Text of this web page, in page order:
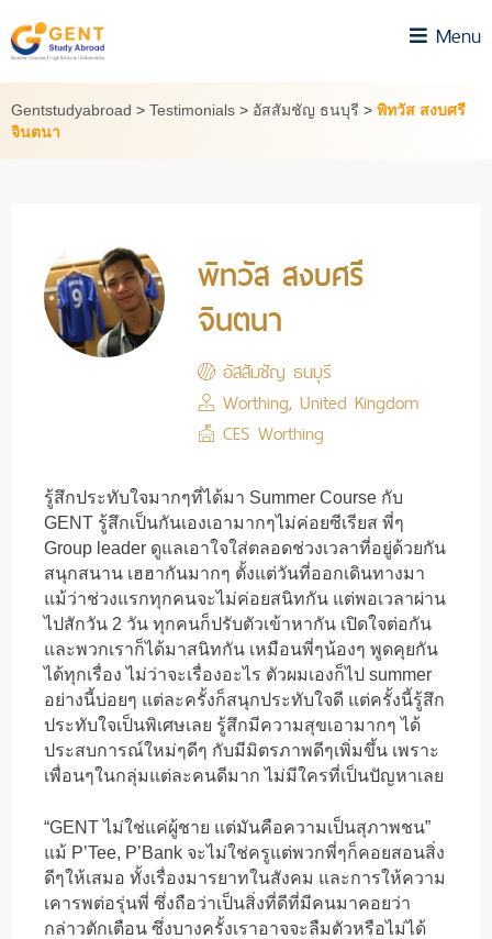
to
content
Menu
Gentstudyabroad > Testimonials > อัสสัมชัญ ธนบุรี > พิทวัส สงบศรี
จินตนา
พิทวัส สงบศรี
จินตนา
อัสสัมชัญ ธนบุรี
Worthing, United Kingdom
CES Worthing
รู้สึกประทับใจมากๆที่ได้มา Summer Course กับ
GENT รู้สึกเป็นกันเองเอามากๆไม่ค่อยซีเรียส พี่ๆ
Group leader ดูแลเอาใจใส่ตลอดช่วงเวลาที่อยู่ด้วยกัน
สนุกสนาน เฮฮากันมากๆ ตั้งแต่วันที่ออกเดินทางมา
แม้ว่าช่วงแรกทุกคนจะไม่ค่อยสนิทกัน แต่พอเวลาผ่าน
ไปสักวัน 2 วัน ทุกคนก็ปรับตัวเข้าหากัน เปิดใจต่อกัน
และพวกเราก็ได้มาสนิทกัน เหมือนพี่ๆน้องๆ พูดคุยกัน
ได้ทุกเรื่อง ไม่ว่าจะเรื่องอะไร ตัวผมเองก็ไป summer
อย่างนี้บ่อยๆ แต่ละครั้งก็สนุกประทับใจดี แต่ครั้งนี้รู้สึก
ประทับใจเป็นพิเศษเลย รู้สึกมีความสุขเอามากๆ ได้
ประสบการณ์ใหม่ๆดีๆ กับมีมิตรภาพดีๆเพิ่มขึ้น เพราะ
เพื่อนๆในกลุ่มแต่ละคนดีมาก ไม่มีใครที่เป็นปัญหาเลย
“GENT ไม่ใช่แค่ผู้ชาย แต่มันคือความเป็นสุภาพชน”
แม้ P’Tee, P’Bank จะไม่ใช่ครูแต่พวกพี่ๆก็คอยสอนสิ่ง
ดีๆให้เสมอ ทั้งเรื่องมารยาทในสังคม และการให้ความ
เคารพต่อรุ่นพี่ ซึ่งถือว่าเป็นสิ่งที่ดีที่มีคนมาคอยว่า
กล่าวตักเตือน ซึ่งบางครั้งเราอาจจะลืมตัวหรือไม่ได้